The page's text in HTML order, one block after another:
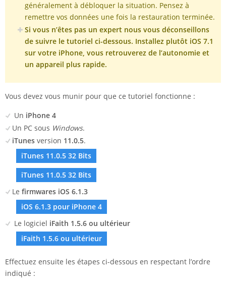
généralement à débloquer la situation. Pensez à
remettre vos données une fois la restauration terminée.
Si vous n’êtes pas un expert nous vous déconseillons
de suivre le tutoriel ci-dessous. Installez plutôt iOS 7.1
sur votre iPhone, vous retrouverez de l’autonomie et
un appareil plus rapide.
Vous devez vous munir pour que ce tutoriel fonctionne :
Un iPhone 4
Un PC sous Windows.
iTunes version 11.0.5.
iTunes 11.0.5 32 Bits
iTunes 11.0.5 32 Bits
Le firmwares iOS 6.1.3
iOS 6.1.3 pour iPhone 4
Le logiciel iFaith 1.5.6 ou ultérieur
iFaith 1.5.6 ou ultérieur
Effectuez ensuite les étapes ci-dessous en respectant l’ordre
indiqué :